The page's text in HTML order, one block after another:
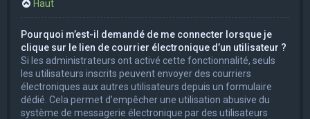
Haut
Pourquoi m’est-il demandé de me connecter lorsque je
clique sur le lien de courrier électronique d’un utilisateur ?
Si les administrateurs ont activé cette fonctionnalité, seuls
les utilisateurs inscrits peuvent envoyer des courriers
électroniques aux autres utilisateurs depuis un formulaire
dédié. Cela permet d’empêcher une utilisation abusive du
système de messagerie électronique par des utilisateurs